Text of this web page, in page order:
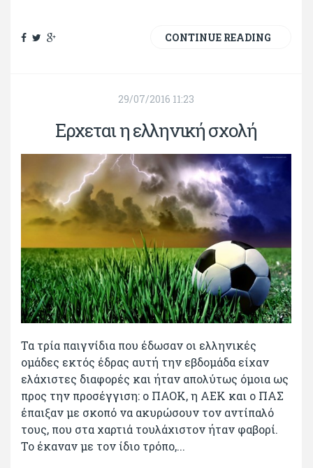
CONTINUE READING
29/07/2016 11:23
Ερχεται η ελληνική σχολή
Τα τρία παιγνίδια που έδωσαν οι ελληνικές
ομάδες εκτός έδρας αυτή την εβδομάδα είχαν
ελάχιστες διαφορές και ήταν απολύτως όμοια ως
προς την προσέγγιση: ο ΠΑΟΚ, η ΑΕΚ και ο ΠΑΣ
έπαιξαν με σκοπό να ακυρώσουν τον αντίπαλό
τους, που στα χαρτιά τουλάχιστον ήταν φαβορί.
Το έκαναν με τον ίδιο τρόπο,...